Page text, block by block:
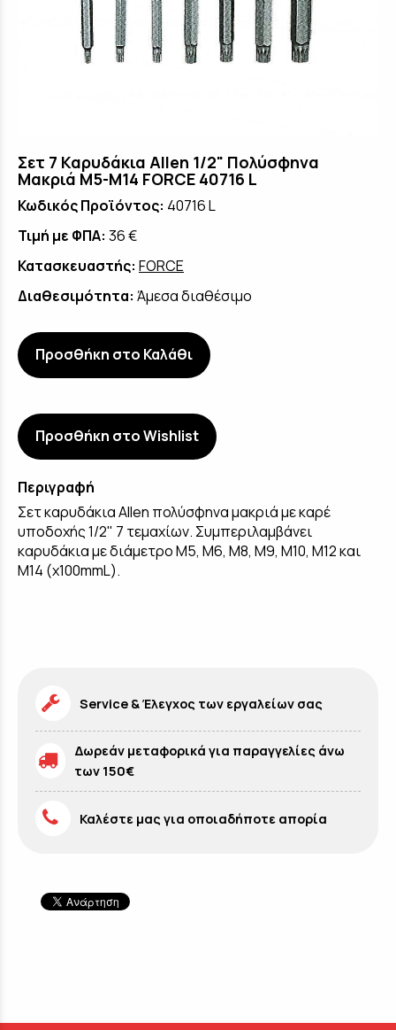
Σετ 7 Καρυδάκια Allen 1/2" Πολύσφηνα
Μακριά M5-M14 FORCE 40716 L
Κωδικός Προϊόντος: 40716 L
Τιμή με ΦΠΑ: 36 €
Κατασκευαστής: FORCE
Διαθεσιμότητα: Άμεσα διαθέσιμο
Προσθήκη στο Καλάθι
Προσθήκη στο Wishlist
Περιγραφή
Σετ καρυδάκια Allen πολύσφηνα μακριά με καρέ
υποδοχής 1/2" 7 τεμαχίων. Συμπεριλαμβάνει
καρυδάκια με διάμετρο M5, M6, M8, M9, M10, M12 και
M14 (x100mmL).
Service & Έλεγχος των εργαλείων σας
Δωρεάν μεταφορικά για παραγγελίες άνω
των 150€
Καλέστε μας για οποιαδήποτε απορία